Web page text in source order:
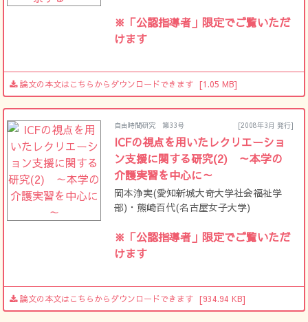
※「公認指導者」限定でご覧いただ
けます
論文の本文はこちらからダウンロードできます [1.05 MB]
自由時間研究 第33号 [2008年3月 発行]
ICFの視点を用いたレクリエーショ
ン支援に関する研究(2) ～本学の
介護実習を中心に～
岡本浄実(愛知新城大奇大学社会福祉学
部)・熊崎百代(名古屋女子大学)
※「公認指導者」限定でご覧いただ
けます
論文の本文はこちらからダウンロードできます [934.94 KB]